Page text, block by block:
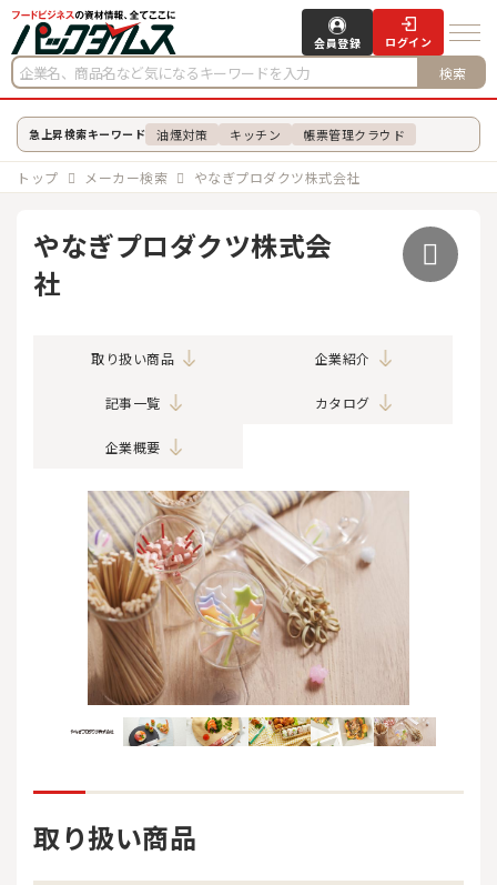
検索
会員登録 ログイン
急上昇検索キーワード 油煙対策 キッチン 帳票管理クラウド
トップ メーカー検索 やなぎプロダクツ株式会社
やなぎプロダクツ株式会
社
取り扱い商品 企業紹介
記事一覧 カタログ
企業概要
取り扱い商品